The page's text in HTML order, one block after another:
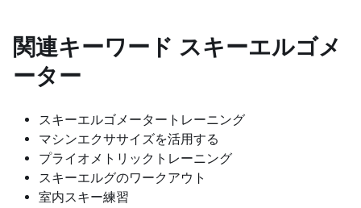
関連キーワード スキーエルゴメ
ーター
スキーエルゴメータートレーニング
マシンエクササイズを活用する
プライオメトリックトレーニング
スキーエルグのワークアウト
室内スキー練習